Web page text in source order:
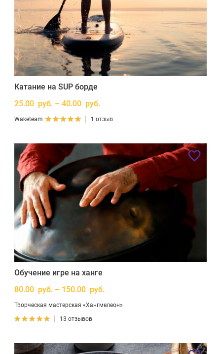
Катание на SUP борде
25.00 руб. – 40.00 руб.
Waketeam 1 отзыв
Обучение игре на ханге
80.00 руб. – 150.00 руб.
Творческая мастерская «Хангмелеон»
13 отзывов